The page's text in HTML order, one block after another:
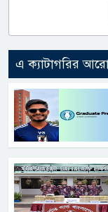
এ ক্যাটাগরির